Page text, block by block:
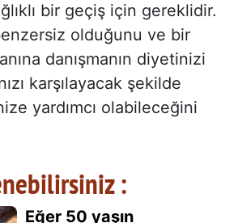
bir geçiş için gereklidir.
olduğunu ve bir
danışmanın diyetinizi
karşılayacak şekilde
yardımcı olabileceğini
:
Eğer 50 yaşın